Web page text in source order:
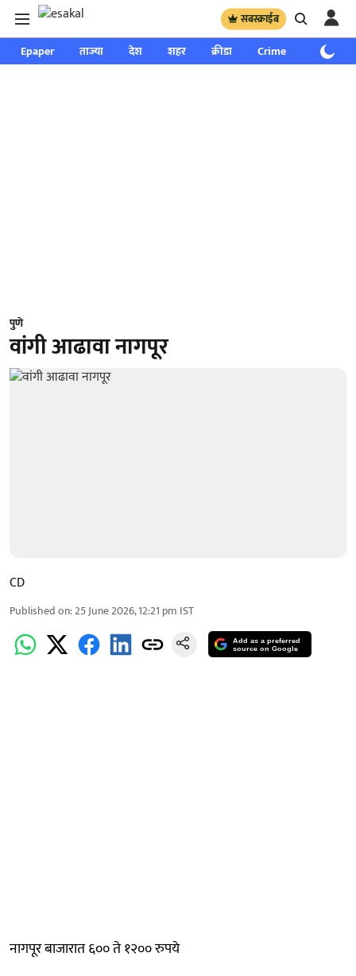
सबस्क्राईब
Epaper ताज्या देश शहर क्रीडा Crime साप्ताहिक
पुणे
वांगी आढावा नागपूर
CD
Published on:25 June 2026, 12:21 pm IST
Add as a preferred
source on Google
नागपूर बाजारात ६०० ते १२०० रुपये